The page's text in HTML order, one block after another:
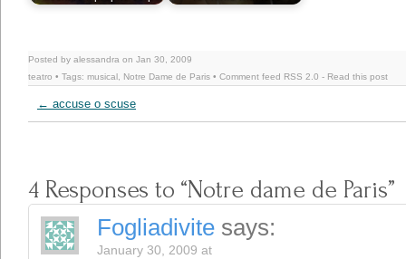
Posted by alessandra on Jan 30, 2009
teatro • Tags: musical Notre Dame de Paris • Comment feed RSS 2.0 - Read this post
← accuse o scuse
4 Responses to “Notre dame de Paris”
Fogliadivite says:
January 30, 2009 at